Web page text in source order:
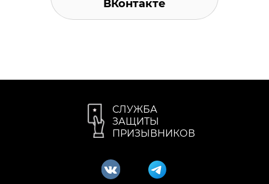
ВКонтакте
СЛУЖБА
ЗАЩИТЫ
ПРИЗЫВНИКОВ